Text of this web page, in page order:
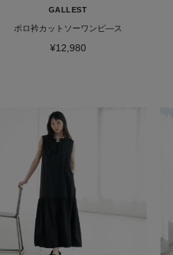
GALLEST
ポロ衿カットソーワンピ―ス
¥12,980